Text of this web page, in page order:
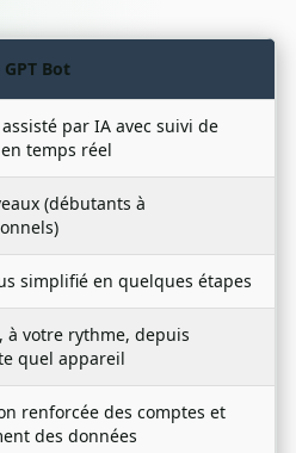
Bot
par IA avec suivi de
temps réel
(débutants à
simplifié en quelques étapes
à votre rythme, depuis
quel appareil
renforcée des comptes et
des données